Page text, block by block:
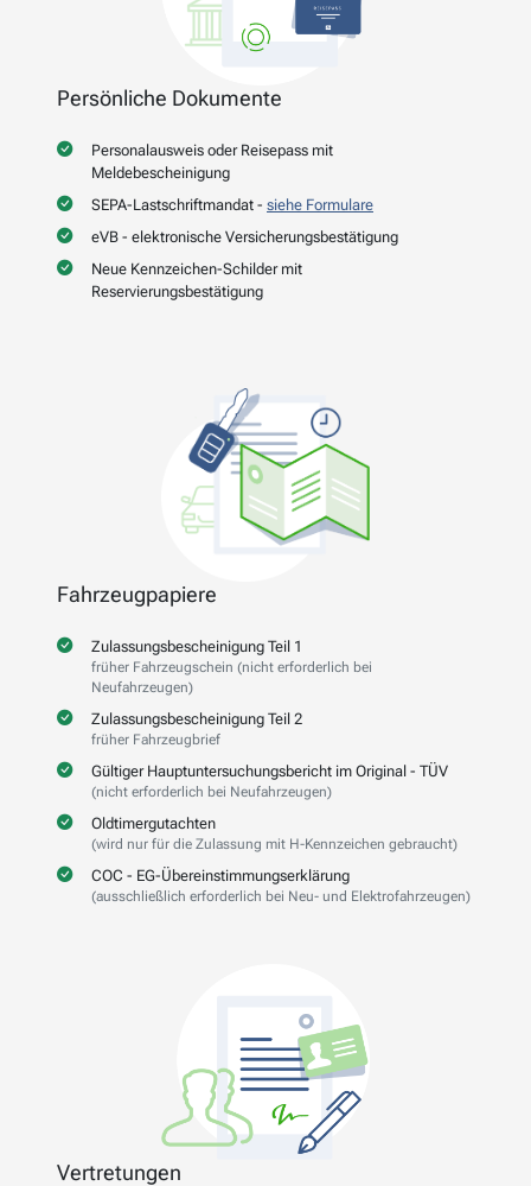
Persönliche Dokumente
Personalausweis oder Reisepass mit
Meldebescheinigung
SEPA-Lastschriftmandat - siehe Formulare
eVB - elektronische Versicherungsbestätigung
Neue Kennzeichen-Schilder mit
Reservierungsbestätigung
Fahrzeugpapiere
Zulassungsbescheinigung Teil 1
früher Fahrzeugschein (nicht erforderlich bei
Neufahrzeugen)
Zulassungsbescheinigung Teil 2
früher Fahrzeugbrief
Gültiger Hauptuntersuchungsbericht im Original - TÜV
(nicht erforderlich bei Neufahrzeugen)
Oldtimergutachten
(wird nur für die Zulassung mit H-Kennzeichen gebraucht)
COC - EG-Übereinstimmungserklärung
(ausschließlich erforderlich bei Neu- und Elektrofahrzeugen)
Vertretungen